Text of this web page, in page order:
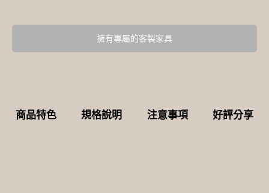
擁有專屬的客製家具
商品特色 規格說明 注意事項 好評分享